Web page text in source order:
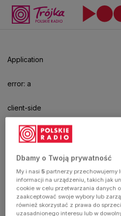
Application
error: a
client-side
exception
has
occurred
(see the
Dbamy o Twoją prywatność
My i nasi5 partnerzy przechowujemy
informacji na urządzeniu, takich jak
cookie w celu przetwarzania danych
zaakceptować swoje wybory lub
również skorzystać z prawa do
uzasadnionego interesu lub w